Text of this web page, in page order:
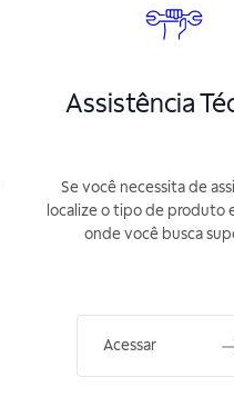
Assistência
Se você necessita de
localize o tipo de produto
onde você busca
Acessar